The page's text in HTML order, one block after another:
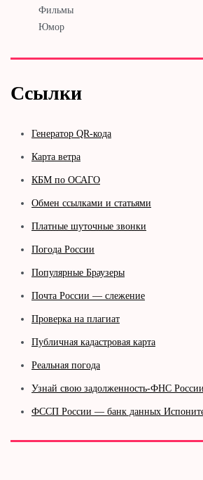
Фильмы
Юмор
Ссылки
Генератор QR-кода
Карта ветра
КБМ по ОСАГО
Обмен ссылками и статьями
Платные шуточные звонки
Погода России
Популярные Браузеры
Почта России — слежение
Проверка на плагиат
Публичная кадастровая карта
Реальная погода
Узнай свою задолженность-ФНС России
ФССП России — банк данных